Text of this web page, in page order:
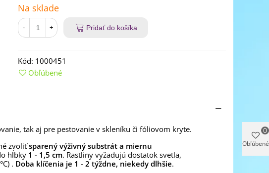
Na sklade
- + Pridať do košíka
Kód: 1000451
Obľúbené
tak aj pre pestovanie v skleníku či fóliovom kryte.
zvoliťsparený výživný substrát a miernu
hĺbky 1 - 1,5 cm. Rastliny vyžadujú dostatok svetla,
. Doba klíčenia je 1 - 2 týždne, niekedy dlhšie.
Obľúbené
0